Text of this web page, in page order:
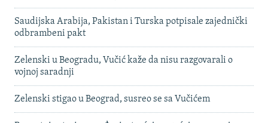
Saudijska Arabija, Pakistan i Turska potpisale zajednički
odbrambeni pakt
Zelenski u Beogradu, Vučić kaže da nisu razgovarali o
vojnoj saradnji
Zelenski stigao u Beograd, susreo se sa Vučićem